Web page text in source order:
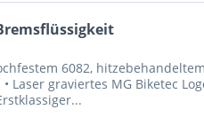
6082,
Laser graviertes MG Biketec